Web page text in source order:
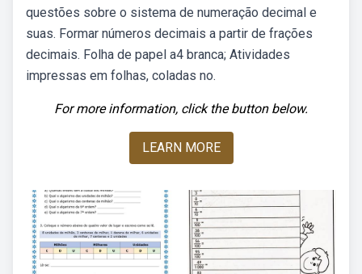
questões sobre o sistema de numeração decimal e
suas. Formar números decimais a partir de frações
decimais. Folha de papel a4 branca; Atividades
impressas em folhas, coladas no.
For more information, click the button below.
LEARN MORE